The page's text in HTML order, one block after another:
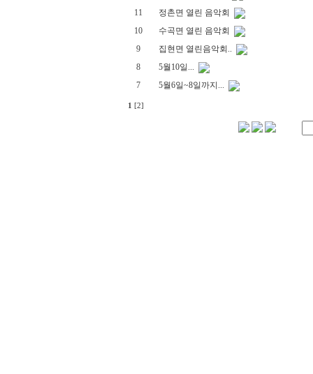
11
정촌면 열린 음악회
10
수곡면 열린 음악회
9
집현면 열린음악회..
8
5월10일...
7
5월6일~8일까지...
1 [2]